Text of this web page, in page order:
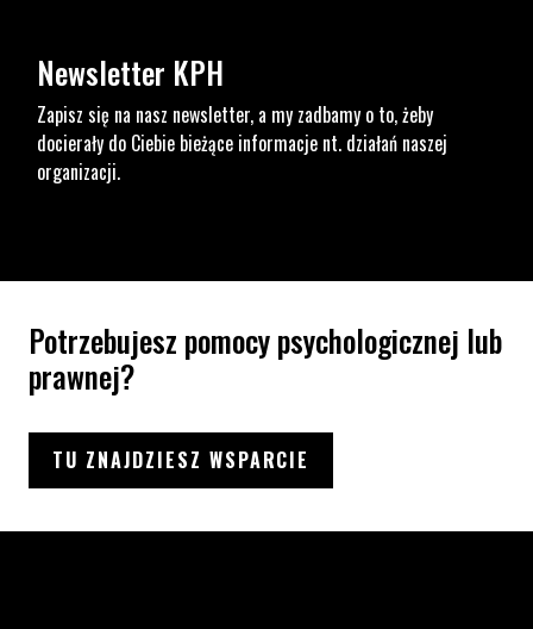
Newsletter KPH
Zapisz się na nasz newsletter, a my zadbamy o to, żeby
docierały do Ciebie bieżące informacje nt. działań naszej
organizacji.
Potrzebujesz pomocy psychologicznej lub
prawnej?
TU ZNAJDZIESZ WSPARCIE